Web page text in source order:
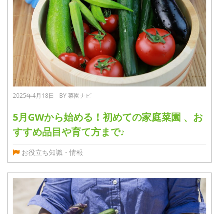
2025年4月18日 - BY 菜園ナビ
5月GWから始める！初めての家庭菜園 、お
すすめ品目や育て方まで♪
お役立ち知識・情報